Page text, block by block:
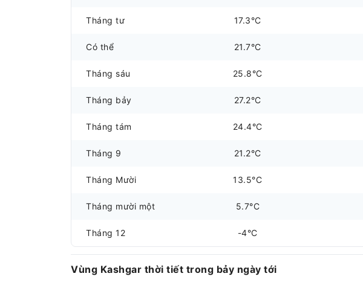
Tháng tư 17.3°C
Có thể 21.7°C
Tháng sáu 25.8°C
Tháng bảy 27.2°C
Tháng tám 24.4°C
Tháng 9 21.2°C
Tháng Mười 13.5°C
Tháng mười một 5.7°C
Tháng 12 -4°C
Vùng Kashgar thời tiết trong bảy ngày tới